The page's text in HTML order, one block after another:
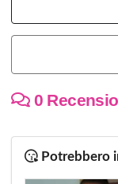
0
Potrebbero